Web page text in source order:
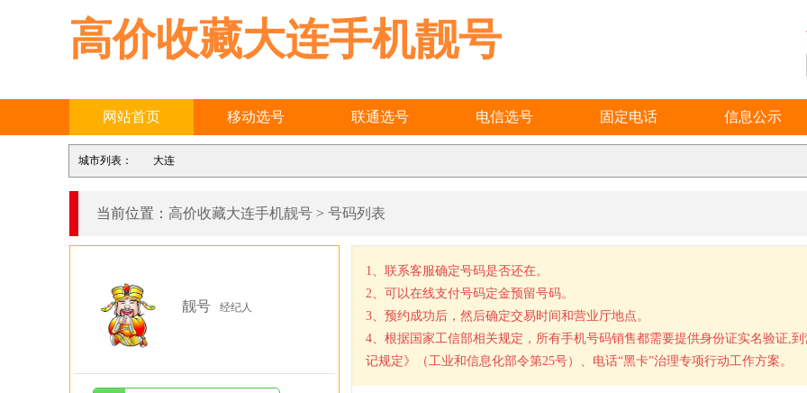
高价收藏大连手机靓号
网站首页 移动选号 联通选号 电信选号 固定电话 信息公示
城市列表： 大连
当前位置： 高价收藏大连手机靓号 > 号码列表
1、联系客服确定号码是否还在。
2、可以在线支付号码定金预留号码。
3、预约成功后，然后确定交易时间和营业厅地点。
4、根据国家工信部相关规定，所有手机号码销售都需要提供身份证实名验证,
记规定》（工业和信息化部令第25号）、电话“黑卡”治理专项行动工作方案。
靓号 经纪人